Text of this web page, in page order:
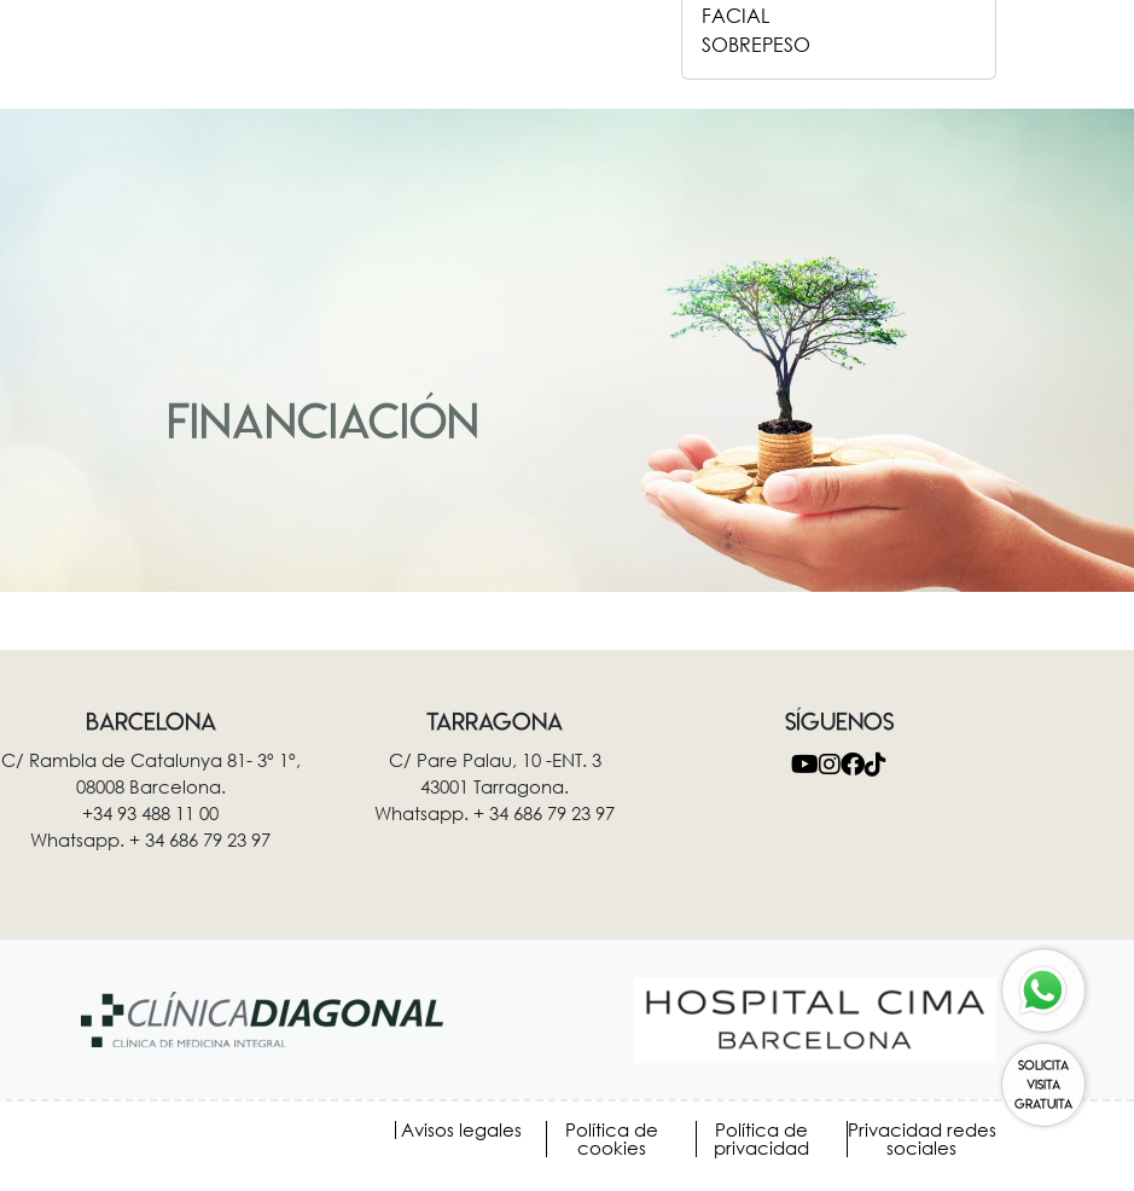
FACIAL
SOBREPESO
FINANCIACIÓN
BARCELONA
C/ Rambla de Catalunya 81- 3º 1º,
08008 Barcelona.
+34 93 488 11 00
Whatsapp. + 34 686 79 23 97
TARRAGONA
C/ Pare Palau, 10 -ENT. 3
43001 Tarragona.
Whatsapp. + 34 686 79 23 97
SÍGUENOS
Avisos legales Política de
cookies
Política de
privacidad
Privacidad redes
sociales
SOLICITA
VISITA
GRATUITA